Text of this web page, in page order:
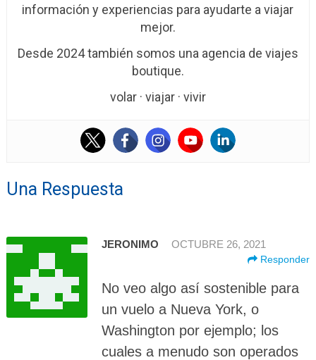
información y experiencias para ayudarte a viajar
mejor.
Desde 2024 también somos una agencia de viajes
boutique.
volar · viajar · vivir
Una Respuesta
JERONIMO OCTUBRE 26, 2021
Responder
No veo algo así sostenible para
un vuelo a Nueva York, o
Washington por ejemplo; los
cuales a menudo son operados